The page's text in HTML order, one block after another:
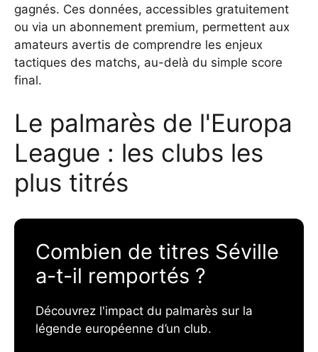
gagnés. Ces données, accessibles gratuitement
ou via un abonnement premium, permettent aux
amateurs avertis de comprendre les enjeux
tactiques des matchs, au-delà du simple score
final.
Le palmarès de l'Europa
League : les clubs les
plus titrés
Combien de titres Séville
a-t-il remportés ?
Découvrez l'impact du palmarès sur la
légende européenne d’un club.